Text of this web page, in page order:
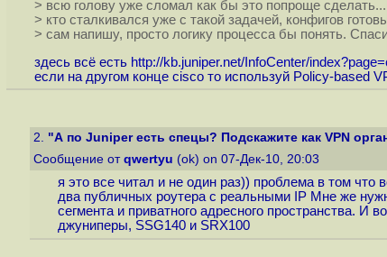
> всю голову уже сломал как бы это попроще
> кто сталкивался уже с такой задачей, конфигов
> сам напишу, просто логику процесса бы понять.
здесь всё есть http://kb.juniper.net/InfoCenter/
если на другом конце cisco то используй Policy-based
2. "А по Juniper есть спецы? Подскажите как VPN
Сообщение от qwertyu (ok) on 07-Дек-10, 20:03
я это все читал и не один раз)) проблема в том
два публичных роутера с реальными IP Мне же
сегмента и приватного адресного пространства.
джуниперы, SSG140 и SRX100